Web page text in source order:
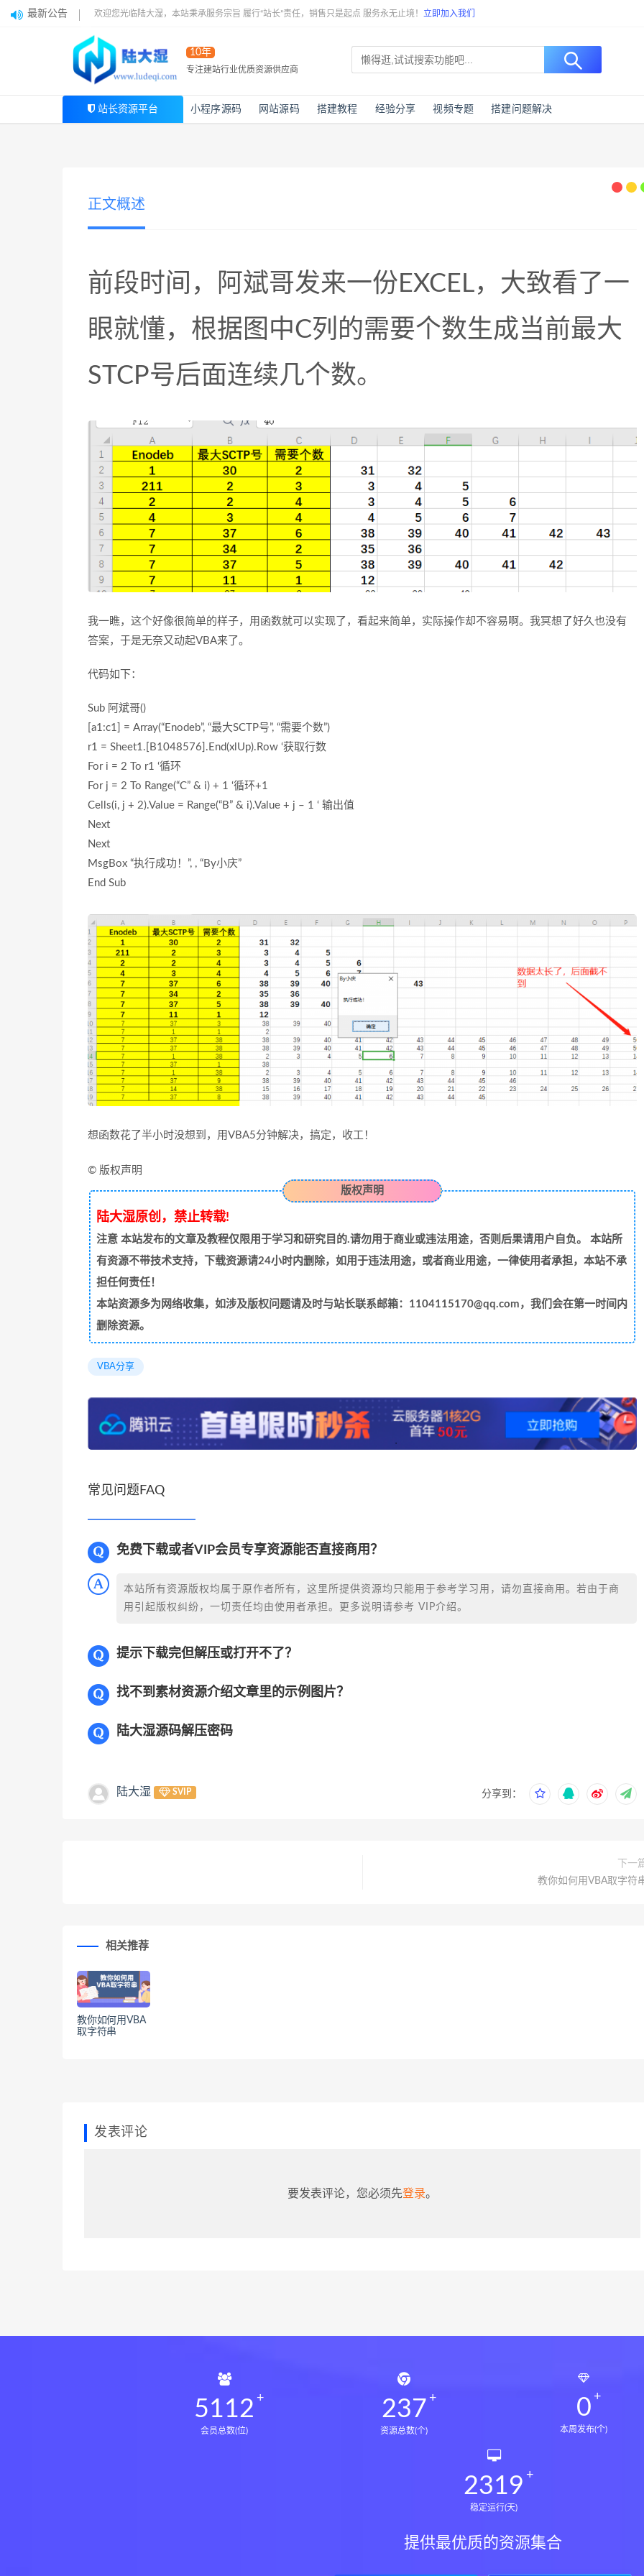
最新公告 欢迎您光临陆大湿，本站秉承服务宗旨 履行“站长”责任，销售只是起点 服务永无止境！ 立即加入我们
10年
专注建站行业优质资源供应商
站长资源平台 小程序源码 网站源码 搭建教程 经验分享 视频专题 搭建问题解决
正文概述
前段时间，阿斌哥发来一份EXCEL，大致看了一
眼就懂，根据图中C列的需要个数生成当前最大
STCP号后面连续几个数。
我一瞧，这个好像很简单的样子，用函数就可以实现了，看起来简单，实际操作却不容易啊。我冥想了好久也没有
答案，于是无奈又动起VBA来了。
代码如下：
Sub 阿斌哥()
[a1:c1] = Array(“Enodeb”, “最大SCTP号”, “需要个数”)
r1 = Sheet1.[B1048576].End(xlUp).Row ‘获取行数
For i = 2 To r1 ‘循环
For j = 2 To Range(“C” & i) + 1 ‘循环+1
Cells(i, j + 2).Value = Range(“B” & i).Value + j – 1 ‘ 输出值
Next
Next
MsgBox “执行成功！”, , “By小庆”
End Sub
想函数花了半小时没想到，用VBA5分钟解决，搞定，收工！
© 版权声明
版权声明
陆大湿原创，禁止转载!
注意本站发布的文章及教程仅限用于学习和研究目的.请勿用于商业或违法用途，否则后果请用户自负。 本站所
有资源不带技术支持，下载资源请24小时内删除，如用于违法用途，或者商业用途，一律使用者承担，本站不承
担任何责任！
本站资源多为网络收集，如涉及版权问题请及时与站长联系邮箱：1104115170@qq.com，我们会在第一时间内
删除资源。
VBA分享
常见问题FAQ
免费下载或者VIP会员专享资源能否直接商用？
本站所有资源版权均属于原作者所有，这里所提供资源均只能用于参考学习用，请勿直接商用。若由于商
用引起版权纠纷，一切责任均由使用者承担。更多说明请参考 VIP介绍。
提示下载完但解压或打开不了？
找不到素材资源介绍文章里的示例图片？
陆大湿源码解压密码
陆大湿 SVIP 分享到：
下一
教你如何用VBA取字符
相关推荐
教你如何用VBA
取字符串
发表评论
要发表评论，您必须先登录。
5112
会员总数(位)
237
资源总数(个)
0
本周发布(个)
2319
稳定运行(天)
提供最优质的资源集合